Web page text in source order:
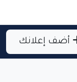
أضف إعلانك